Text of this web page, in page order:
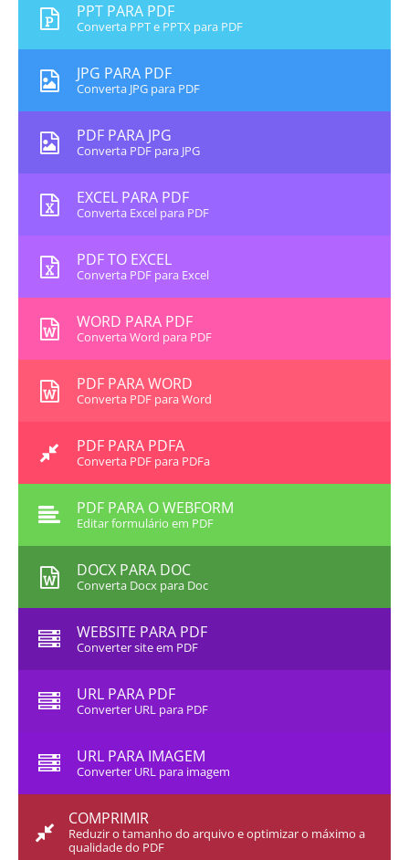
PPT PARA PDF
Converta PPT e PPTX para PDF
JPG PARA PDF
Converta JPG para PDF
PDF PARA JPG
Converta PDF para JPG
EXCEL PARA PDF
Converta Excel para PDF
PDF TO EXCEL
Converta PDF para Excel
WORD PARA PDF
Converta Word para PDF
PDF PARA WORD
Converta PDF para Word
PDF PARA PDFA
Converta PDF para PDFa
PDF PARA O WEBFORM
Editar formulário em PDF
DOCX PARA DOC
Converta Docx para Doc
WEBSITE PARA PDF
Converter site em PDF
URL PARA PDF
Converter URL para PDF
URL PARA IMAGEM
Converter URL para imagem
COMPRIMIR
Reduzir o tamanho do arquivo e optimizar o máximo a
qualidade do PDF